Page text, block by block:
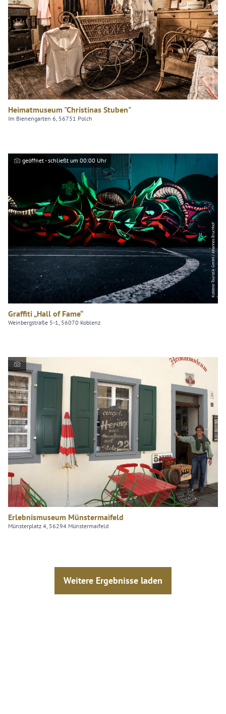
Hans Heuser - Strolch-Foto
Heimatmuseum "Christinas Stuben"
Im Bienengarten 6, 56751 Polch
Koblenz-Touristik GmbH / Johannes Bruchhof
geöffnet - schließt um 00:00 Uhr
Graffiti „Hall of Fame“
Weinbergstraße 5-1, 56070 Koblenz
Erlebnismuseum Münstermaifeld
Münsterplatz 4, 56294 Münstermaifeld
Weitere Ergebnisse laden